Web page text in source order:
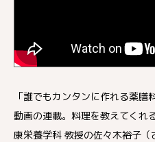
「誰でもカンタンに作れる薬
動画の連載。料理を教えてくれ
康栄養学科 教授の佐々木裕子（